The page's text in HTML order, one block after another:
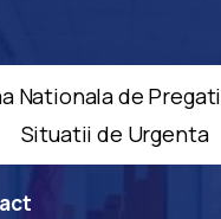
Nationala de
Situatii de Urgenta